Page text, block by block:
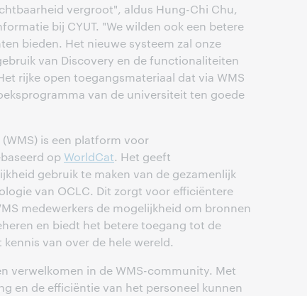
vergroot", aldus Hung-Chi Chu,
bij CYUT. "We wilden ook een betere
bieden. Het nieuwe systeem zal onze
van Discovery en de functionaliteiten
rijke open toegangsmateriaal dat via WMS
van de universiteit ten goede
is een platform voor
op WorldCat. Het geeft
gebruik te maken van de gezamenlijk
van OCLC. Dit zorgt voor efficiëntere
medewerkers de mogelijkheid om bronnen
en biedt het betere toegang tot de
van over de hele wereld.
verwelkomen in de WMS-community. Met
en de efficiëntie van het personeel kunnen